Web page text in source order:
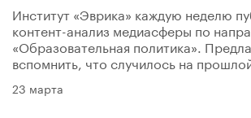
Институт «Эврика» каждую неделю
контент-анализ медиасферы по
«Образовательная политика».
вспомнить, что случилось на
23 марта